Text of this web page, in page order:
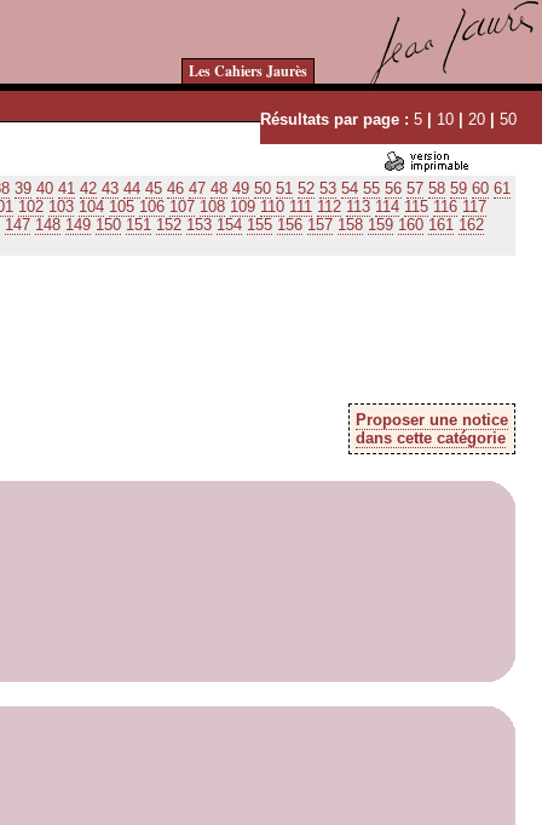
Les Cahiers Jaurès
Résultats par page : 5 | 10 | 20 | 50
39 40 41 42 43 44 45 46 47 48 49 50 51 52 53 54 55 56 57 58 59 60 61
102 103 104 105 106 107 108 109 110 111 112 113 114 115 116 117
147 148 149 150 151 152 153 154 155 156 157 158 159 160 161 162
Proposer une notice
dans cette catégorie